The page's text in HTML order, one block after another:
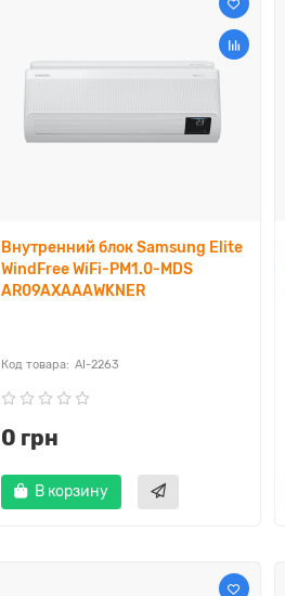
Внутренний блок Samsung Elite
WindFree WiFi-PM1.0-MDS
AR09AXAAAWKNER
AI-2263
0 грн
В корзину